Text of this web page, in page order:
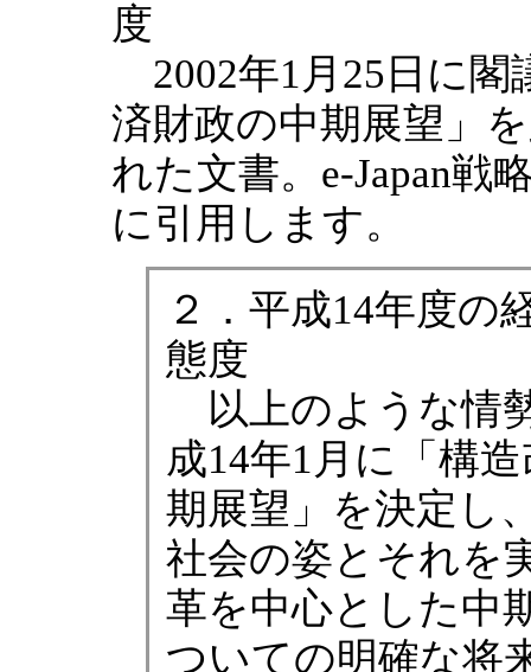
度
2002年1月25日に閣
済財政の中期展望」
れた文書。e-Japan戦
に引用します。
２．平成14年度の
態度
以上のような情
成14年1月に「構
期展望」を決定し
社会の姿とそれを
革を中心とした中
ついての明確な将